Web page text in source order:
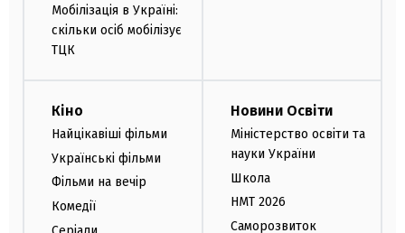
Мобілізація в Україні:
скільки осіб мобілізує
ТЦК
Кіно
Найцікавіші фільми
Українські фільми
Фільми на вечір
Комедії
Новини Освіти
Міністерство освіти та
науки України
Школа
НМТ 2026
Саморозвиток